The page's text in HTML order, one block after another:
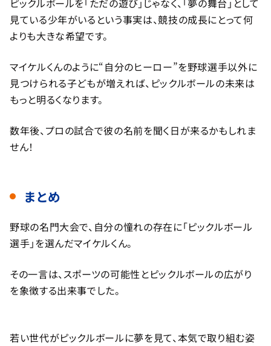
ピックルボールを「ただの遊び」じゃなく、「夢の舞台」として
見ている少年がいるという事実は、競技の成長にとって何
よりも大きな希望です。
マイケルくんのように“自分のヒーロー”を野球選手以外に
見つけられる子どもが増えれば、ピックルボールの未来は
もっと明るくなります。
数年後、プロの試合で彼の名前を聞く日が来るかもしれま
せん！
まとめ
野球の名門大会で、自分の憧れの存在に「ピックルボール
選手」を選んだマイケルくん。
その一言は、スポーツの可能性とピックルボールの広がり
を象徴する出来事でした。
若い世代がピックルボールに夢を見て、本気で取り組む姿